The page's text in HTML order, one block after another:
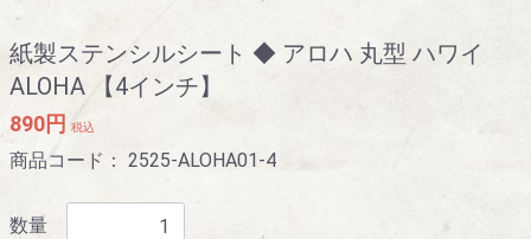
紙製ステンシルシート ◆ アロハ 丸型 ハワイ
ALOHA 【4インチ】
890円 税込
商品コード： 2525-ALOHA01-4
数量